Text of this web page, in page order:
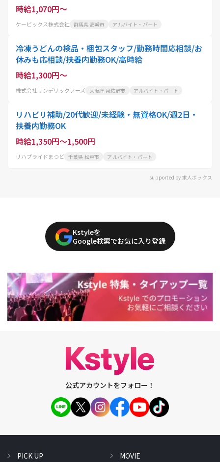
時給1,070円～
ケービックス株式会社 群馬県 高崎市 アルバイト・パート
冷凍うどんの検品・梱包スタッフ/勤務時間応相談/お
休みも応相談/扶養内勤務OK/高時給
時給1,300円～
株式会社サンデリックフーズ 大阪府 泉佐野市 アルバイト・パート
リハビリ補助/20代歓迎/未経験・無資格OK/週2日・
扶養内勤務OK
時給1,350円～1,500円
リハプライドまつど 千葉県 松戸市 アルバイト・パート
supported by 求人ボックス
Kstyleを
Google検索でお気に入り登録
公式アカウントをフォロー！
PICK UP MOVIE